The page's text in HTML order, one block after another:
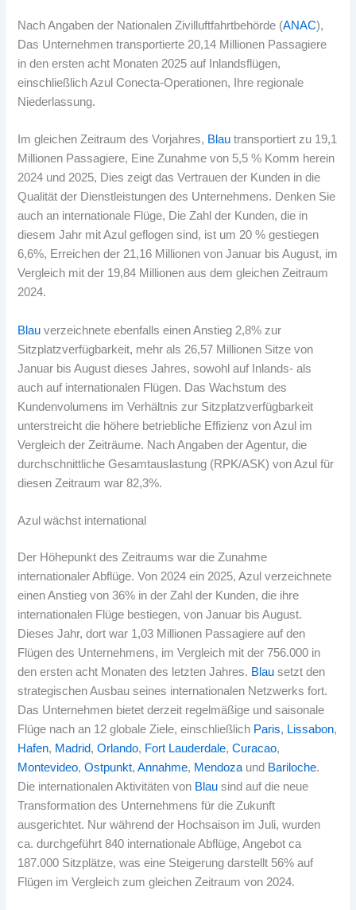
Nach Angaben der Nationalen Zivilluftfahrtbehörde (ANAC),
Das Unternehmen transportierte 20,14 Millionen Passagiere
in den ersten acht Monaten 2025 auf Inlandsflügen,
einschließlich Azul Conecta-Operationen, Ihre regionale
Niederlassung.
Im gleichen Zeitraum des Vorjahres, Blau transportiert zu 19,1
Millionen Passagiere, Eine Zunahme von 5,5 % Komm herein
2024 und 2025, Dies zeigt das Vertrauen der Kunden in die
Qualität der Dienstleistungen des Unternehmens. Denken Sie
auch an internationale Flüge, Die Zahl der Kunden, die in
diesem Jahr mit Azul geflogen sind, ist um 20 % gestiegen
6,6%, Erreichen der 21,16 Millionen von Januar bis August, im
Vergleich mit der 19,84 Millionen aus dem gleichen Zeitraum
2024.
Blau verzeichnete ebenfalls einen Anstieg 2,8% zur
Sitzplatzverfügbarkeit, mehr als 26,57 Millionen Sitze von
Januar bis August dieses Jahres, sowohl auf Inlands- als
auch auf internationalen Flügen. Das Wachstum des
Kundenvolumens im Verhältnis zur Sitzplatzverfügbarkeit
unterstreicht die höhere betriebliche Effizienz von Azul im
Vergleich der Zeiträume. Nach Angaben der Agentur, die
durchschnittliche Gesamtauslastung (RPK/ASK) von Azul für
diesen Zeitraum war 82,3%.
Azul wächst international
Der Höhepunkt des Zeitraums war die Zunahme
internationaler Abflüge. Von 2024 ein 2025, Azul verzeichnete
einen Anstieg von 36% in der Zahl der Kunden, die ihre
internationalen Flüge bestiegen, von Januar bis August.
Dieses Jahr, dort war 1,03 Millionen Passagiere auf den
Flügen des Unternehmens, im Vergleich mit der 756.000 in
den ersten acht Monaten des letzten Jahres. Blau setzt den
strategischen Ausbau seines internationalen Netzwerks fort.
Das Unternehmen bietet derzeit regelmäßige und saisonale
Flüge nach an 12 globale Ziele, einschließlich Paris, Lissabon,
Hafen, Madrid,Orlando, Fort Lauderdale,Curacao,
Montevideo,Ostpunkt,Annahme, Mendoza und Bariloche.
Die internationalen Aktivitäten von Blau sind auf die neue
Transformation des Unternehmens für die Zukunft
ausgerichtet. Nur während der Hochsaison im Juli, wurden
ca. durchgeführt 840 internationale Abflüge, Angebot ca
187.000 Sitzplätze, was eine Steigerung darstellt 56% auf
Flügen im Vergleich zum gleichen Zeitraum von 2024.